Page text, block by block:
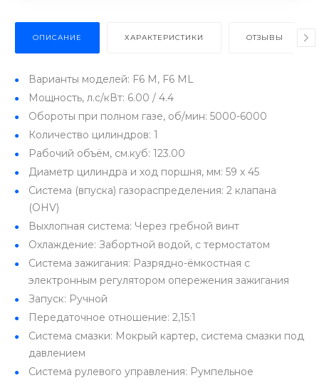
ОПИСАНИЕ ХАРАКТЕРИСТИКИ ОТЗЫВЫ
Варианты моделей: F6 M, F6 ML
Мощность, л.с/кВт: 6.00 / 4.4
Обороты при полном газе, об/мин: 5000-6000
Количество цилиндров: 1
Рабочий объём, см.куб: 123.00
Диаметр цилиндра и ход поршня, мм: 59 х 45
Система (впуска) газораспределения: 2 клапана
(OHV)
Выхлопная система: Через гребной винт
Охлаждение: Забортной водой, с термостатом
Система зажигания: Разрядно-ёмкостная с
электронным регулятором опережения зажигания
Запуск: Ручной
Передаточное отношение: 2,15:1
Система смазки: Мокрый картер, система смазки под
давлением
Система рулевого управления: Румпельное